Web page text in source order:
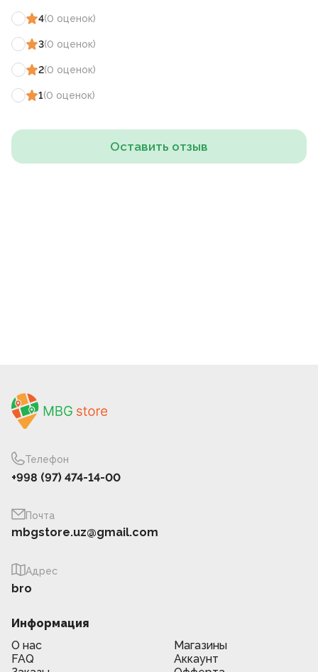
4(0 оценок)
3(0 оценок)
2(0 оценок)
1(0 оценок)
Оставить отзыв
Телефон
+998 (97) 474-14-00
Почта
mbgstore.uz@gmail.com
Адрес
bro
Информация
О нас
Магазины
FAQ
Аккаунт